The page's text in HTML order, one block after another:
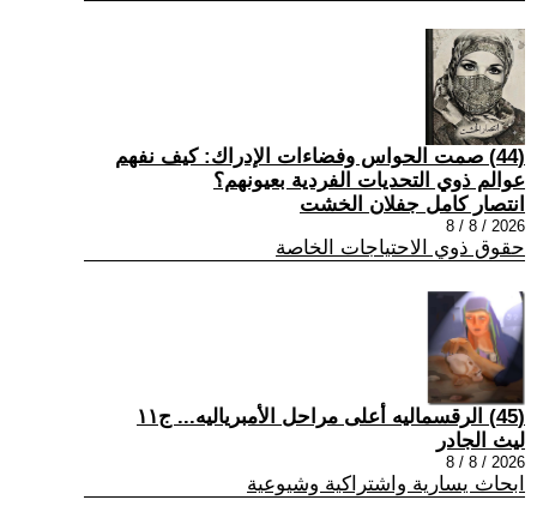
(44) صمت الحواس وفضاءات الإدراك: كيف نفهم
عوالم ذوي التحديات الفردية بعيونهم؟
انتصار كامل جفلان الخشت
2026 / 8 / 8
حقوق ذوي الاحتياجات الخاصة
(45) الرقسماليه أعلى مراحل الأمبرياليه... ج١١
ليث الجادر
2026 / 8 / 8
ابحاث يسارية واشتراكية وشيوعية